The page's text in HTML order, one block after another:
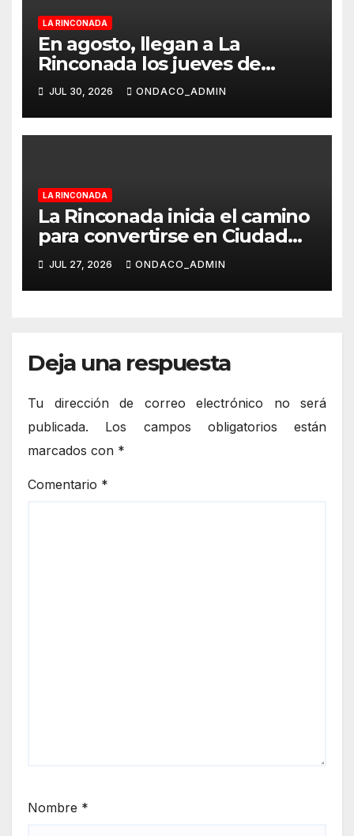
LA RINCONADA
En agosto, llegan a La
Rinconada los jueves de
tributos ‘El Abrazo Suena’
JUL 30, 2026 ONDACO_ADMIN
LA RINCONADA
La Rinconada inicia el camino
para convertirse en Ciudad
Europea del Deporte en 2028
JUL 27, 2026 ONDACO_ADMIN
Deja una respuesta
Tu dirección de correo electrónico no será
publicada.
Los campos obligatorios están
marcados con *
Comentario *
Nombre *